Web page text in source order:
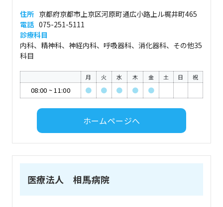
住所 京都府京都市上京区河原町通広小路上ル梶井町465
電話 075-251-5111
診療科目
内科、精神科、神経内科、呼吸器科、消化器科、その他35
科目
月 火 水 木 金 土 日 祝
08:00 ~11:00 ● ● ● ● ●
ホームページへ
医療法人 相馬病院